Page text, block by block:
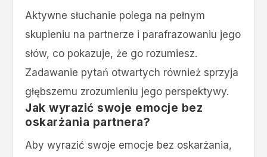
Aktywne słuchanie polega na pełnym
skupieniu na partnerze i parafrazowaniu jego
słów, co pokazuje, że go rozumiesz.
Zadawanie pytań otwartych również sprzyja
głębszemu zrozumieniu jego perspektywy.
Jak wyrazić swoje emocje bez
oskarżania partnera?
Aby wyrazić swoje emocje bez oskarżania,